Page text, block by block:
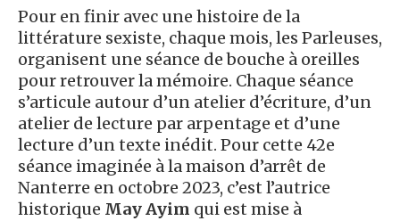
Pour en finir avec une histoire de la
littérature sexiste, chaque mois, les Parleuses,
organisent une séance de bouche à oreilles
pour retrouver la mémoire. Chaque séance
s’articule autour d’un atelier d’écriture, d’un
atelier de lecture par arpentage et d’une
lecture d’un texte inédit. Pour cette 42e
séance imaginée à la maison d’arrêt de
Nanterre en octobre 2023, c’est l’autrice
historique May Ayim qui est mise à